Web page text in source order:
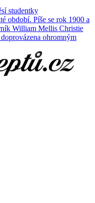
studentky
období. Píše se rok 1900 a
William Mellis Christie
ohromným